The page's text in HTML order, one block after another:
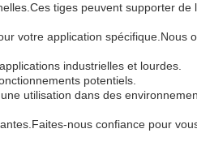
tiges peuvent supporter de
votre application spécifique.Nous
industrielles et lourdes.
potentiels.
utilisation dans des
nous confiance pour